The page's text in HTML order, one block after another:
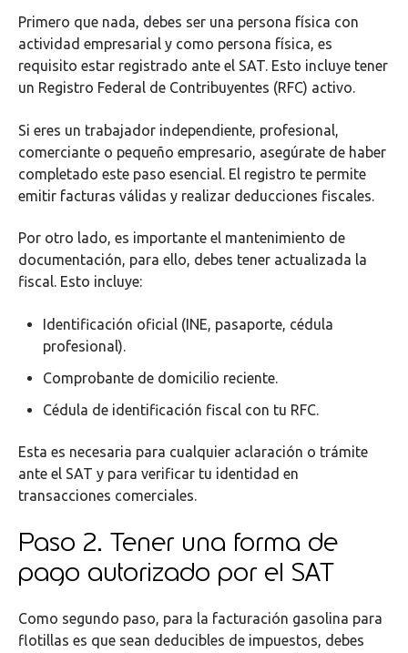
Primero que nada, debes ser una persona física con
actividad empresarial y como persona física, es
requisito estar registrado ante el SAT. Esto incluye tener
un Registro Federal de Contribuyentes (RFC) activo.
Si eres un trabajador independiente, profesional,
comerciante o pequeño empresario, asegúrate de haber
completado este paso esencial. El registro te permite
emitir facturas válidas y realizar deducciones fiscales.
Por otro lado, es importante el mantenimiento de
documentación, para ello, debes tener actualizada la
fiscal. Esto incluye:
Identificación oficial (INE, pasaporte, cédula
profesional).
Comprobante de domicilio reciente.
Cédula de identificación fiscal con tu RFC.
Esta es necesaria para cualquier aclaración o trámite
ante el SAT y para verificar tu identidad en
transacciones comerciales.
Paso 2. Tener una forma de
pago autorizado por el SAT
Como segundo paso, para la facturación gasolina para
flotillas es que sean deducibles de impuestos, debes